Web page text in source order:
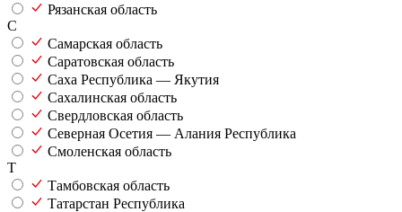
Рязанская область
С
Самарская область
Саратовская область
Саха Республика — Якутия
Сахалинская область
Свердловская область
Северная Осетия — Алания Республика
Смоленская область
Т
Тамбовская область
Татарстан Республика